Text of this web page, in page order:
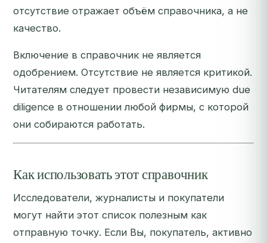
отсутствие отражает объём справочника, а не
качество.
Включение в справочник не является
одобрением. Отсутствие не является критикой.
Читателям следует провести независимую due
diligence в отношении любой фирмы, с которой
они собираются работать.
Как использовать этот справочник
Исследователи, журналисты и покупатели
могут найти этот список полезным как
отправную точку. Если Вы, покупатель, активно